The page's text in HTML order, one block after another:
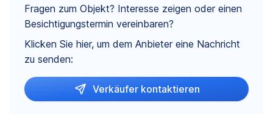
Fragen zum Objekt? Interesse zeigen oder einen
Besichtigungstermin vereinbaren?
Klicken Sie hier, um dem Anbieter eine Nachricht
zu senden:
Verkäufer kontaktieren